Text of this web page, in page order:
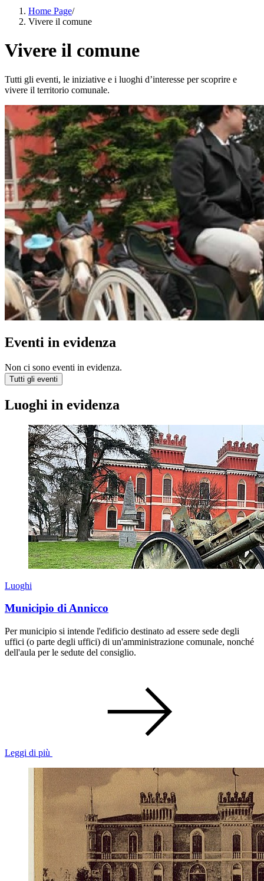
Home Page/
Vivere il comune
Vivere il comune
Tutti gli eventi, le iniziative e i luoghi d’interesse per scoprire e
vivere il territorio comunale.
Eventi in evidenza
Non ci sono eventi in evidenza.
Tutti gli eventi
Luoghi in evidenza
Luoghi
Municipio di Annicco
Per municipio si intende l'edificio destinato ad essere sede degli
uffici (o parte degli uffici) di un'amministrazione comunale, nonché
dell'aula per le sedute del consiglio.
Leggi di più